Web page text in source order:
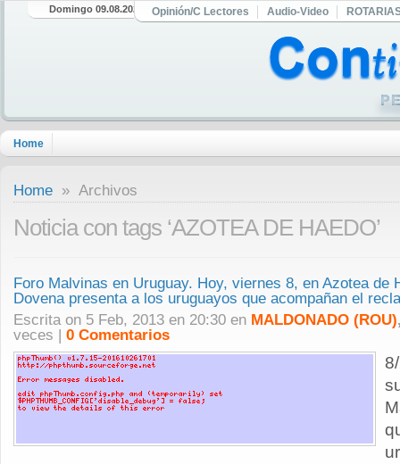
Domingo 09.08.2026 Opinión/C Lectores Audio-Video
Home
Home » Archivos
Noticia con tags ‘AZOTEA DE HAEDO’
Foro Malvinas en Uruguay. Hoy, viernes 8, en Azotea de
Dovena presenta a los uruguayos que acompañan el
Escrita on 5 Feb, 2013 en 20:30 en MALDONADO (ROU)
veces | 0 Comentarios